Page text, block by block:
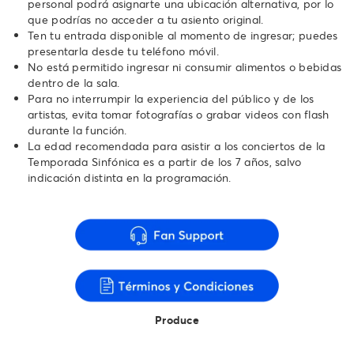
personal podrá asignarte una ubicación alternativa, por lo
que podrías no acceder a tu asiento original.
Ten tu entrada disponible al momento de ingresar; puedes
presentarla desde tu teléfono móvil.
No está permitido ingresar ni consumir alimentos o bebidas
dentro de la sala.
Para no interrumpir la experiencia del público y de los
artistas, evita tomar fotografías o grabar videos con flash
durante la función.
La edad recomendada para asistir a los conciertos de la
Temporada Sinfónica es a partir de los 7 años, salvo
indicación distinta en la programación.
Produce